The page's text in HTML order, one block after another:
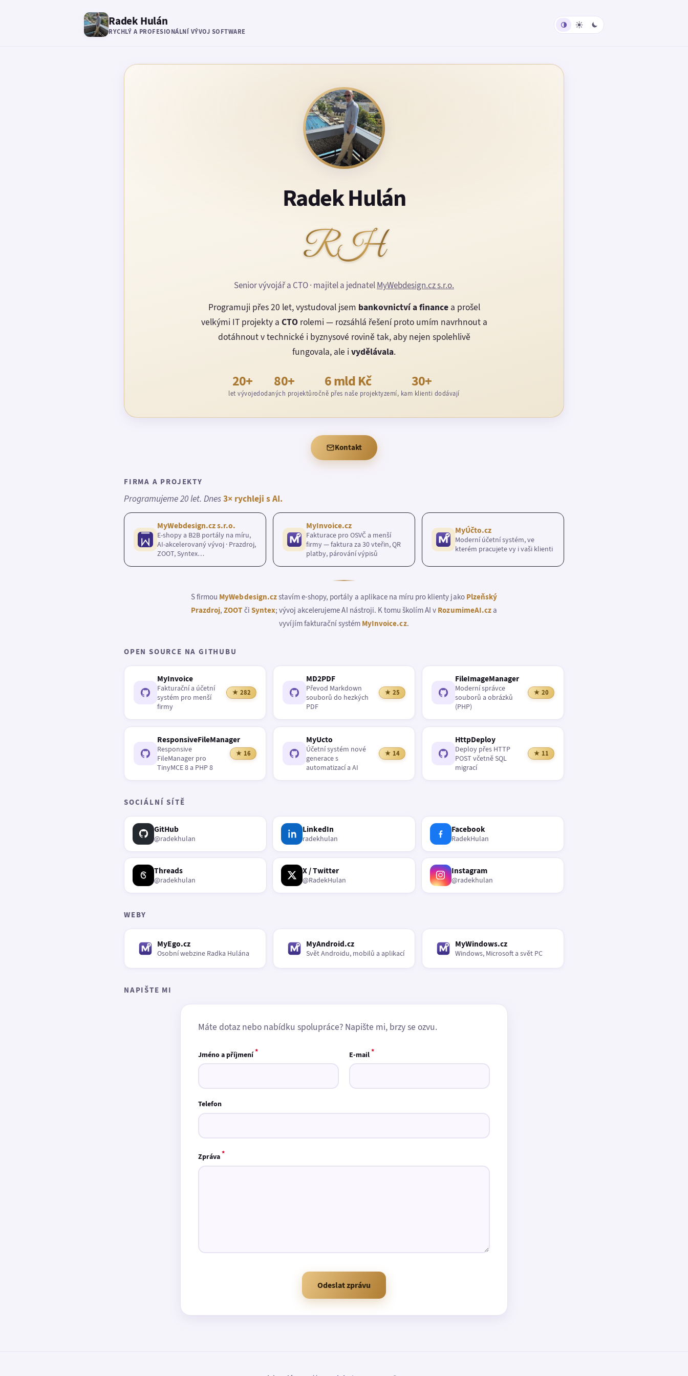
Radek Hulán
RYCHLÝ A PROFESIONÁLNÍ VÝVOJ SOFTWARE
Radek Hulán
RH
Senior vývojář a CTO · majitel a jednatelMyWebdesign.cz s.r.o.
Programuji přes 20 let, vystudoval jsem bankovnictví a financea prošel
velkými IT projekty a CTOrolemi — rozsáhlá řešení proto umím navrhnout a
dotáhnout v technické i byznysové rovině tak, aby nejen spolehlivě
fungovala, ale i vydělávala.
20+
let vývoje
80+
dodaných projektů
6 mld Kč
ročně přes naše projekty
30+
zemí, kam klienti dodávají
Kontakt
FIRMA A PROJEKTY
Programujeme 20 let. Dnes3× rychleji s AI.
MyWebdesign.cz s.r.o.
E-shopy a B2B portály na míru,
AI-akcelerovaný vývoj · Prazdroj,
ZOOT, Syntex…
MyInvoice.cz
Fakturace pro OSVČ a menší
firmy — faktura za 30 vteřin, QR
platby, párování výpisů
MyÚčto.cz
Moderní účetní systém, ve
kterém pracujete vy i vaši klienti
S firmou MyWebdesign.czstavím e-shopy, portály a aplikace na míru pro klienty jako Plzeňský
Prazdroj,ZOOT či Syntex; vývoj akcelerujeme AI nástroji. K tomu školím AI v RozumimeAI.cza
vyvíjím fakturační systém MyInvoice.cz.
OPEN SOURCE NA GITHUBU
MyInvoice
Fakturační a účetní
systém pro menší
firmy
★ 282
MD2PDF
Převod Markdown
souborů do hezkých
PDF
★ 25
FileImageManager
Moderní správce
souborů a obrázků
(PHP)
★ 20
ResponsiveFileManager
Responsive
FileManager pro
TinyMCE 8 a PHP 8
★ 16
MyUcto
Účetní systém nové
generace s
automatizací a AI
★ 14
HttpDeploy
Deploy přes HTTP
POST včetně SQL
migrací
★ 11
SOCIÁLNÍ SÍTĚ
GitHub
@radekhulan
LinkedIn
radekhulan
Facebook
RadekHulan
Threads
@radekhulan
X / Twitter
@RadekHulan
Instagram
@radekhulan
WEBY
MyEgo.cz
Osobní webzine Radka Hulána
MyAndroid.cz
Svět Androidu, mobilů a aplikací
MyWindows.cz
Windows, Microsoft a svět PC
NAPIŠTE MI
Máte dotaz nebo nabídku spolupráce? Napište mi, brzy se ozvu.
Jméno a příjmení* E-mail*
Telefon
Zpráva*
Odeslat zprávu